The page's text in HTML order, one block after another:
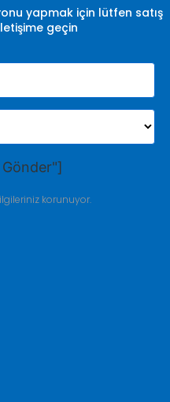
yapmak için lütfen satış
geçin
korunuyor.